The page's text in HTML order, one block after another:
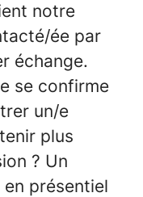
notre
ée par
échange.
se confirme
un/e
plus
? Un
présentiel